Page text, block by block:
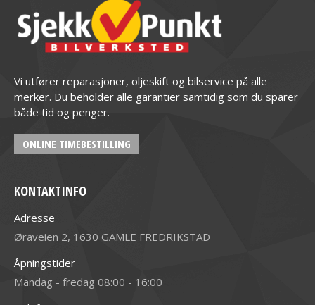
Vi utfører reparasjoner, oljeskift og bilservice på alle
merker. Du beholder alle garantier samtidig som du sparer
både tid og penger.
ONLINE TIMEBESTILLING
KONTAKTINFO
Adresse
Øraveien 2, 1630 GAMLE FREDRIKSTAD
Åpningstider
Mandag - fredag 08:00 - 16:00